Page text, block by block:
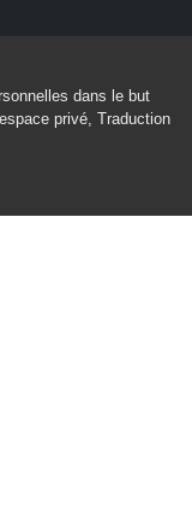
dans le but
privé, Traduction